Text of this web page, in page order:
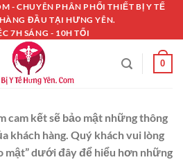
- CHUYÊN PHÂN PHỐI THIẾT BỊ Y TẾ
ĐẦU TẠI HƯNG YÊN.
7H SÁNG - 10H TỐI
0
cam kết sẽ bảo mật những thông
khách hàng. Quý khách vui lòng
mật” dưới đây để hiểu hơn những